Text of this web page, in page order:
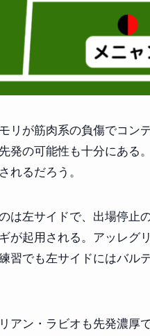
リが筋肉系の負傷でコン
発の可能性も十分にある
れるだろう。
は左サイドで、出場停止
が起用される。アッレグ
習でも左サイドにはバル
アン・ラビオも先発濃厚